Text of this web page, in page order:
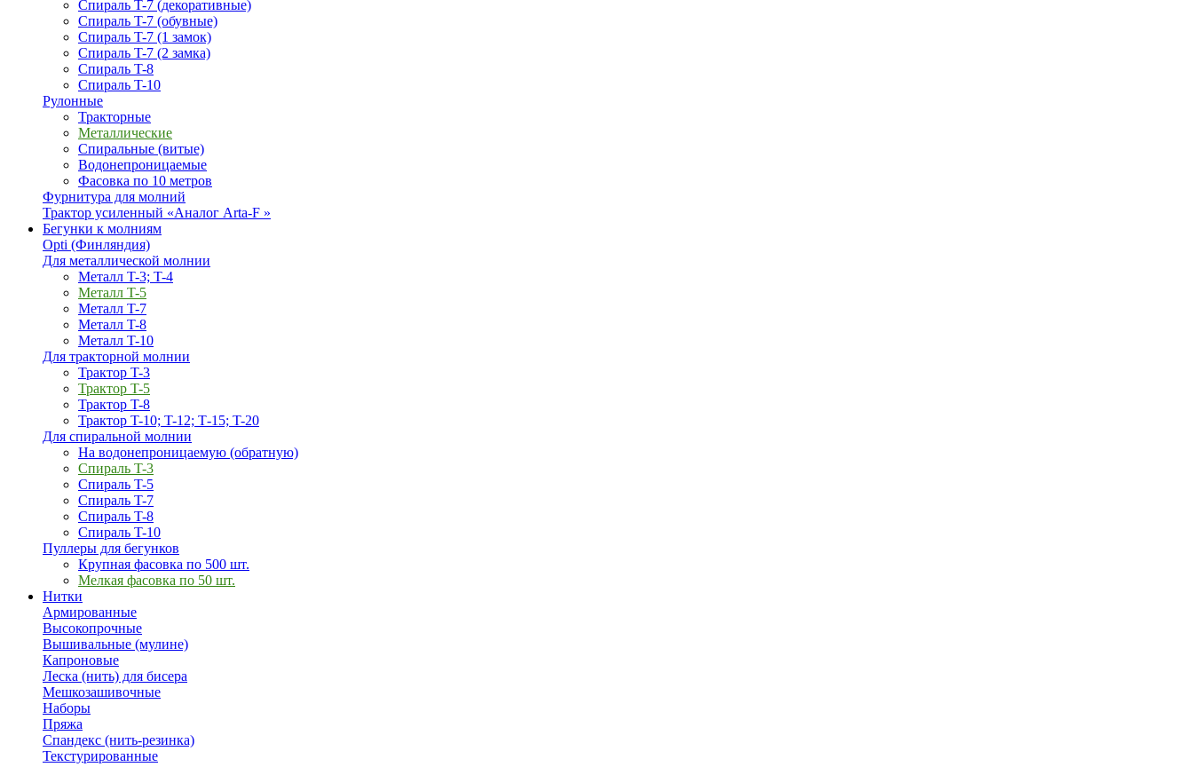
Спираль T-7 (декоративные)
Спираль T-7 (обувные)
Спираль T-7 (1 замок)
Спираль T-7 (2 замка)
Спираль T-8
Спираль T-10
Рулонные
Тракторные
Металлические
Спиральные (витые)
Водонепроницаемые
Фасовка по 10 метров
Фурнитура для молний
Трактор усиленный «Аналог Arta-F »
Бегунки к молниям
Opti (Финляндия)
Для металлической молнии
Металл T-3; T-4
Металл T-5
Металл T-7
Металл T-8
Металл T-10
Для тракторной молнии
Трактор T-3
Трактор T-5
Трактор T-8
Трактор T-10; T-12; Т-15; T-20
Для спиральной молнии
На водонепроницаемую (обратную)
Спираль T-3
Спираль T-5
Спираль T-7
Спираль T-8
Спираль T-10
Пуллеры для бегунков
Крупная фасовка по 500 шт.
Мелкая фасовка по 50 шт.
Нитки
Армированные
Высокопрочные
Вышивальные (мулине)
Капроновые
Леска (нить) для бисера
Мешкозашивочные
Наборы
Пряжа
Спандекс (нить-резинка)
Текстурированные